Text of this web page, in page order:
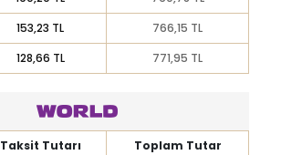
153,23 TL
766,15 TL
128,66 TL 771,95 TL
Taksit Tutarı
Toplam Tutar